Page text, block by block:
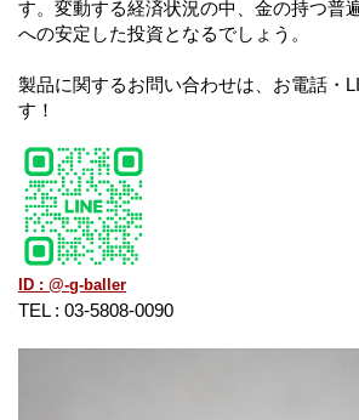
す。変動する経済状況の中、金の持つ普
への安定した投資となるでしょう。
製品に関するお問い合わせは、お電話・
す！
ID : @-g-baller
TEL : 03-5808-0090